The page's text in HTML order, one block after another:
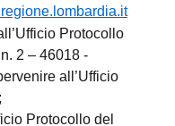
Protocollo
2 – 46018 -
all’Ufficio
Protocollo del